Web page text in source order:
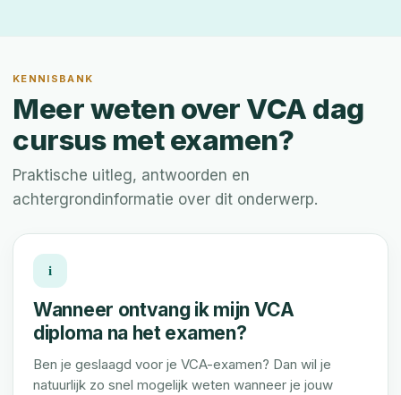
KENNISBANK
Meer weten over VCA dag
cursus met examen?
Praktische uitleg, antwoorden en
achtergrondinformatie over dit onderwerp.
i
Wanneer ontvang ik mijn VCA
diploma na het examen?
Ben je geslaagd voor je VCA-examen? Dan wil je
natuurlijk zo snel mogelijk weten wanneer je jouw